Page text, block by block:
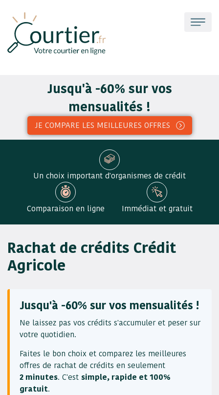
Jusqu'à -60% sur vos
mensualités !
JE COMPARE LES MEILLEURES OFFRES
Un choix important d'organismes de crédit
Comparaison en ligne Immédiat et gratuit
Rachat de crédits Crédit
Agricole
Jusqu'à -60% sur vos mensualités !
Ne laissez pas vos crédits s'accumuler et peser sur
votre quotidien.
Faites le bon choix et comparez les meilleures
offres de rachat de crédits en seulement
2 minutes. C'est simple, rapide et 100%
gratuit.